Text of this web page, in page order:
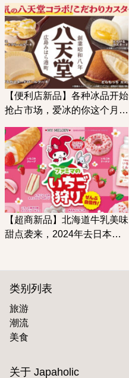
【便利店新品】各种冰品开始
抢占市场，爱冰的你这个月一
【超商新品】北海道牛乳美味
甜点袭来，2024年去日本便
类别列表
旅游
潮流
美食
关于 Japaholic